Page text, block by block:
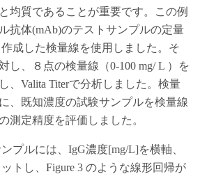
均質であることが重要です。この例
抗体(mAb)のテストサンプルの定量
成した検量線を使用しました。そ
し、８点の検量線（0-100 mg/ L ）を
、Valita Titerで分析しました。検量
、既知濃度の試験サンプルを検量線
測定精度を評価しました。
プルには、IgG濃度[mg/L]を横軸、
トし、Figure 3 のような線形回帰が